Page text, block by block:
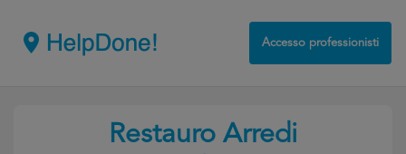
Accesso professionisti
Restauro Arredi